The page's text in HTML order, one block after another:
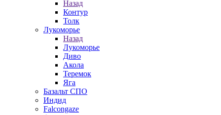
Назад
Контур
Толк
Лукоморье
Назад
Лукоморье
Диво
Акола
Теремок
Яга
Базальт СПО
Индид
Falcongaze